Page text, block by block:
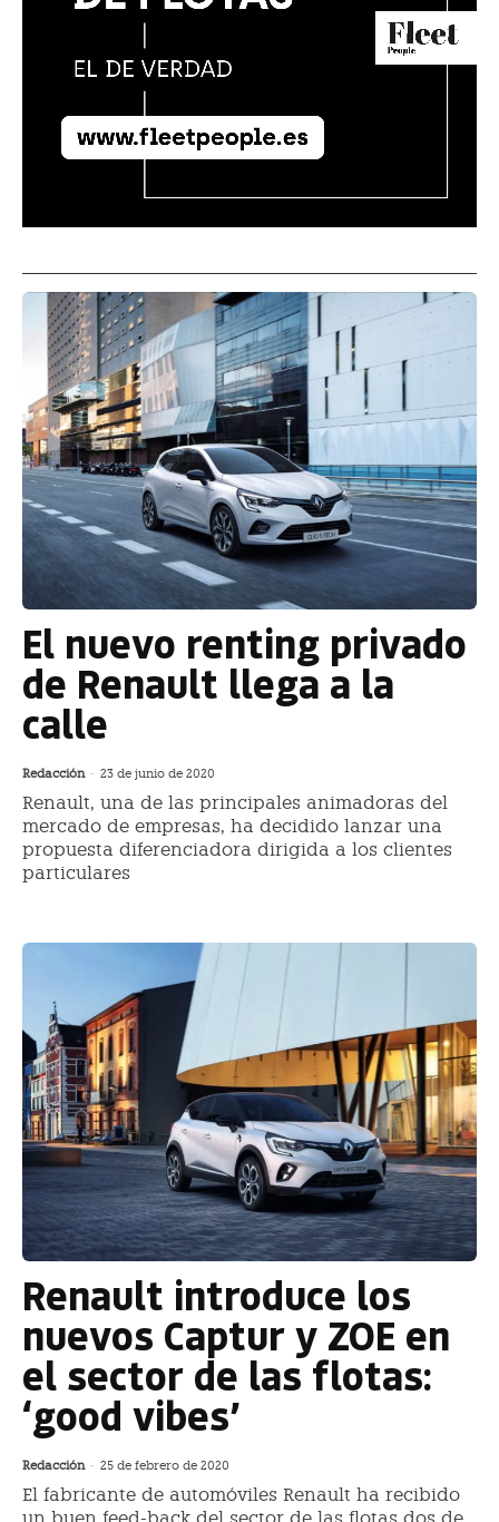
El nuevo renting privado
de Renault llega a la
calle
Redacción - 23 de junio de 2020
Renault, una de las principales animadoras del
mercado de empresas, ha decidido lanzar una
propuesta diferenciadora dirigida a los clientes
particulares
Renault introduce los
nuevos Captur y ZOE en
el sector de las flotas:
‘good vibes’
Redacción - 25 de febrero de 2020
El fabricante de automóviles Renault ha recibido